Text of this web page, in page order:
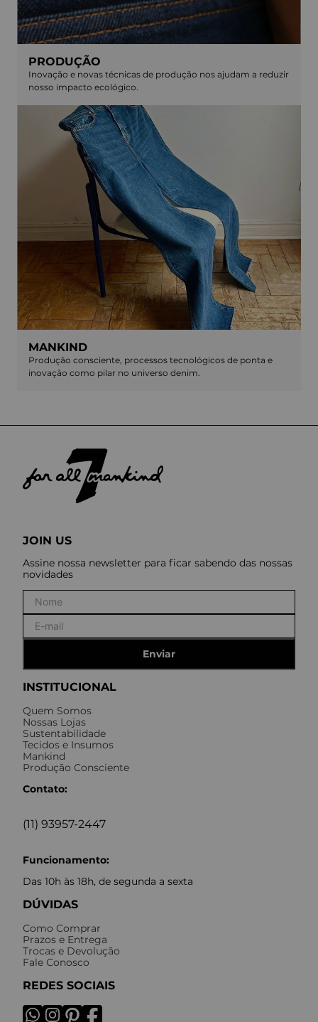
PRODUÇÃO
Inovação e novas técnicas de produção nos ajudam a reduzir
nosso impacto ecológico.
MANKIND
Produção consciente, processos tecnológicos de ponta e
inovação como pilar no universo denim.
INSTITUCIONAL
Quem Somos
Nossas Lojas
Sustentabilidade
Tecidos e Insumos
Mankind
Produção Consciente
Contato:
(11) 93957-2447
Funcionamento:
Das 10h às 18h, de segunda a sexta
DÚVIDAS
Como Comprar
Prazos e Entrega
Trocas e Devolução
Fale Conosco
REDES SOCIAIS
JOIN US
Assine nossa newsletter para ficar sabendo das nossas
novidades
Enviar